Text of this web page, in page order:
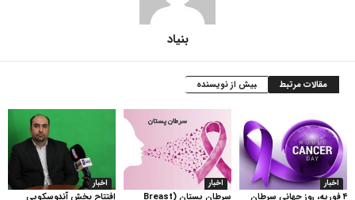
بنیاد
مقالات مرتبط بیش از نویسنده
اخبار
افتتاح بخش آندوسکوپی
اخبار
سرطان پستان (Breast
اخبار
۴ فوریه، روز جهانی سرطان